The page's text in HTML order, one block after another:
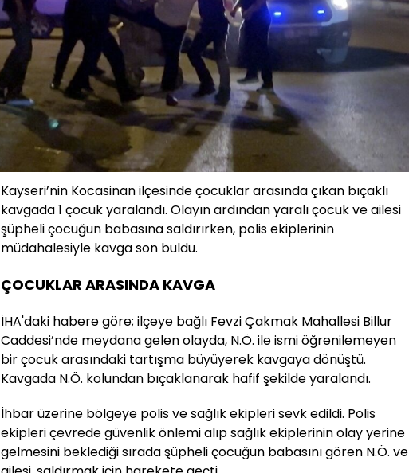
Kayseri’nin Kocasinan ilçesinde çocuklar arasında çıkan bıçaklı
kavgada 1 çocuk yaralandı. Olayın ardından yaralı çocuk ve ailesi
şüpheli çocuğun babasına saldırırken, polis ekiplerinin
müdahalesiyle kavga son buldu.
ÇOCUKLAR ARASINDA KAVGA
İHA'daki habere göre; ilçeye bağlı Fevzi Çakmak Mahallesi Billur
Caddesi’nde meydana gelen olayda, N.Ö. ile ismi öğrenilemeyen
bir çocuk arasındaki tartışma büyüyerek kavgaya dönüştü.
Kavgada N.Ö. kolundan bıçaklanarak hafif şekilde yaralandı.
İhbar üzerine bölgeye polis ve sağlık ekipleri sevk edildi. Polis
ekipleri çevrede güvenlik önlemi alıp sağlık ekiplerinin olay yerine
gelmesini beklediği sırada şüpheli çocuğun babasını gören N.Ö. ve